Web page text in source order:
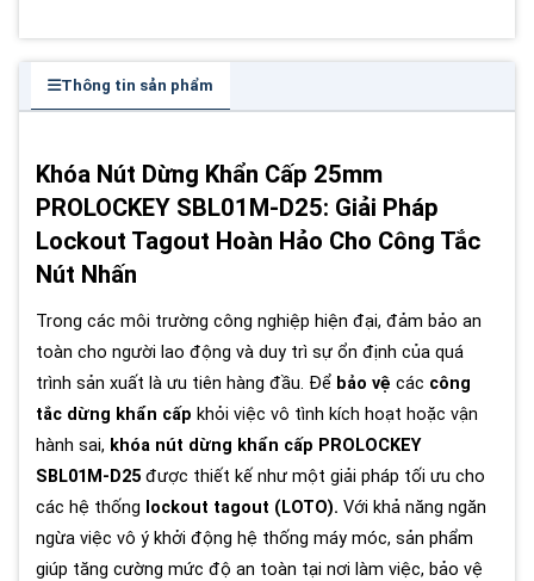
Thông tin sản phẩm
Khóa Nút Dừng Khẩn Cấp 25mm
PROLOCKEY SBL01M-D25: Giải Pháp
Lockout Tagout Hoàn Hảo Cho Công Tắc
Nút Nhấn
Trong các môi trường công nghiệp hiện đại, đảm bảo an
toàn cho người lao động và duy trì sự ổn định của quá
trình sản xuất là ưu tiên hàng đầu. Để bảo vệ các công
tắc dừng khẩn cấp khỏi việc vô tình kích hoạt hoặc vận
hành sai, khóa nút dừng khẩn cấp PROLOCKEY
SBL01M-D25 được thiết kế như một giải pháp tối ưu cho
các hệ thống lockout tagout (LOTO). Với khả năng ngăn
ngừa việc vô ý khởi động hệ thống máy móc, sản phẩm
giúp tăng cường mức độ an toàn tại nơi làm việc, bảo vệ